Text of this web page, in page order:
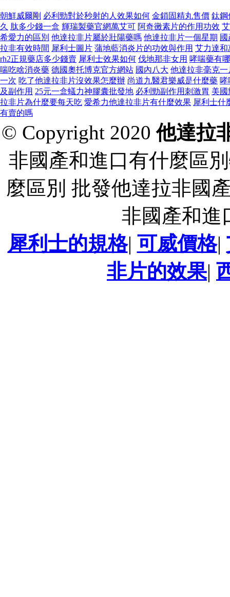
朝鮮威爾剛 必利勁對於秒射的人效果如何 金鎖固精丸售價 鈦鋼
久 肽多少錢一盒 輝瑞製藥官網萬艾可 阿奇黴素片的作用功效
希愛力的區別 他達拉非片屬於壯陽藥嗎 他達拉非片一個星期
拉非有效時間 犀利士圖片 蒲地藍消炎片的功效與作用 艾力達和
rh2正規藥店多少錢賣 犀利士效果如何 伐地那非女用 哮喘藥有
喘吃啥消炎藥 德國奧托博克官方網站 國內八大 他達拉非毫克一
一次 吃了他達拉非片沒效果怎麼辦 尚道九醫君樂威是什麼藥 哮
及副作用 25元一盒蟻力神膠囊批發地 必利勁副作用刺激胃 美
拉非片為什麼要每天吃 愛希力他達拉非片有什麼效果 犀利士什
有賣的嗎
© Copyright 2020他達拉
非國產和進口有什麼區
麼區別 批發他達拉非國
非國產和進
犀利士的規格| 可威價格|
非片的效果|